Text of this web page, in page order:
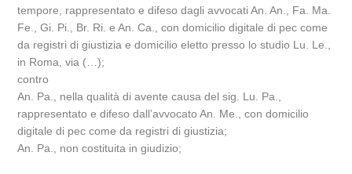
tempore, rappresentato e difeso dagli avvocati An. An., Fa. Ma.
Fe., Gi. Pi., Br. Ri. e An. Ca., con domicilio digitale di pec come
da registri di giustizia e domicilio eletto presso lo studio Lu. Le.,
in Roma, via (…);
contro
An. Pa., nella qualità di avente causa del sig. Lu. Pa.,
rappresentato e difeso dall’avvocato An. Me., con domicilio
digitale di pec come da registri di giustizia;
An. Pa., non costituita in giudizio;